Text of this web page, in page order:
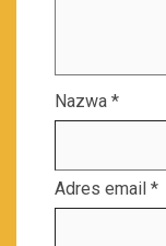
Nazwa *
Adres email *